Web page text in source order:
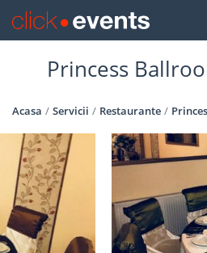
Princess
Acasa Servicii Restaurante